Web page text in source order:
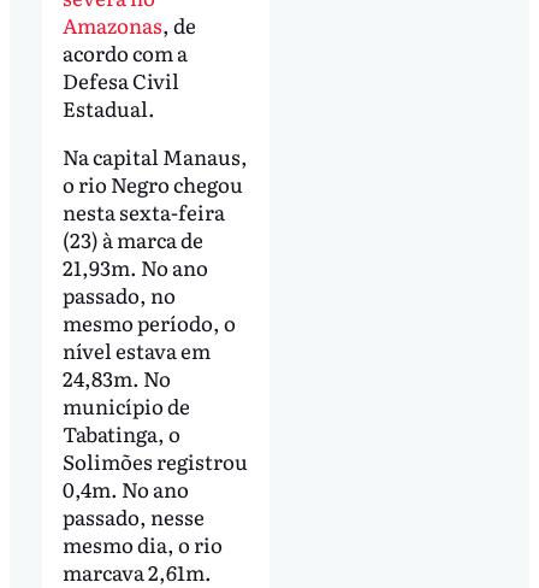
Amazonas, de
acordo com a
Defesa Civil
Estadual.
Na capital Manaus,
o rio Negro chegou
nesta sexta-feira
(23) à marca de
21,93m. No ano
passado, no
mesmo período, o
nível estava em
24,83m. No
município de
Tabatinga, o
Solimões registrou
0,4m. No ano
passado, nesse
mesmo dia, o rio
marcava 2,61m.